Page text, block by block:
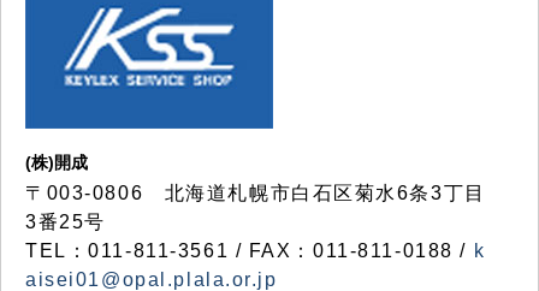
(株)開成
〒003-0806 北海道札幌市白石区菊水6条3丁目
3番25号
TEL：011-811-3561 / FAX：011-811-0188 / k
aisei01@opal.plala.or.jp